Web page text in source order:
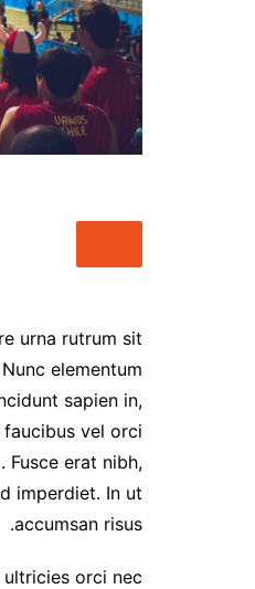
شات أميرتي
الكلمة
شات
حقيقي
شات
دردشة
urna rutrum sit
elementum
sapien in,
vel orci
Fusce erat nibh,
imperdiet. In ut
accumsan risus.
ultricies orci nec